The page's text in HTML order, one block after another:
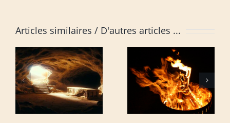
Articles similaires